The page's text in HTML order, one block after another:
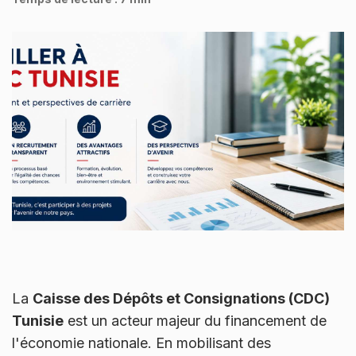
La Caisse des Dépôts et Consignations (CDC)
Tunisie est un acteur majeur du financement de
l'économie nationale. En mobilisant des